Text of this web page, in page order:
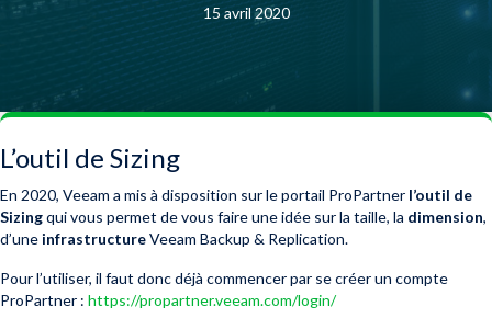
15 avril 2020
L’outil de Sizing
En 2020, Veeam a mis à disposition sur le portail ProPartner l’outil de
Sizingqui vous permet de vous faire une idée sur la taille, la dimension,
d’une infrastructureVeeam Backup & Replication.
Pour l’utiliser, il faut donc déjà commencer par se créer un compte
ProPartner : https://propartner.veeam.com/login/